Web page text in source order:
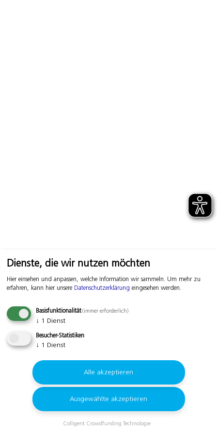
Dienste, die wir nutzen möchten
Hier einsehen und anpassen, welche Information wir sammeln. Um mehr zu
erfahren, kann hier unsere Datenschutzerklärung eingesehen werden.
Basisfunktionalität (immer erforderlich)
↓ 1 Dienst
Besucher-Statistiken
↓ 1 Dienst
Ausgewählte akzeptieren
Alle akzeptieren
Colligent Crowdfunding Technologie